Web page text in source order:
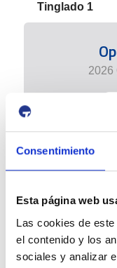
Consentimiento
Esta página web
Las cookies de
el contenido y los
sociales y analizar
Tinglado 1
2026